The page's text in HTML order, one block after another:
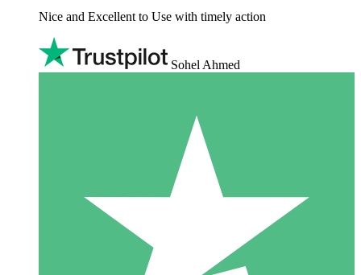
Nice and Excellent to Use with timely action
Sohel Ahmed